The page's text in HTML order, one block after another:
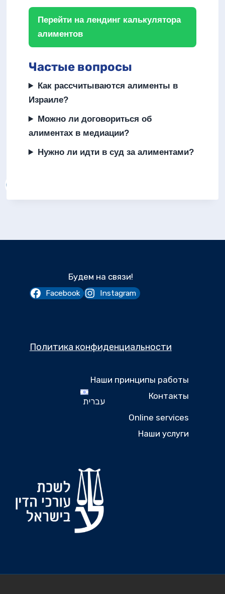
Перейти на лендинг калькулятора
алиментов
Частые вопросы
Как рассчитываются алименты в
Израиле?
Можно ли договориться об
алиментах в медиации?
Нужно ли идти в суд за алиментами?
Будем на связи!
Facebook Instagram
Политика конфиденциальности
Наши принципы работы
עברית
Контакты
Online services
Наши услуги